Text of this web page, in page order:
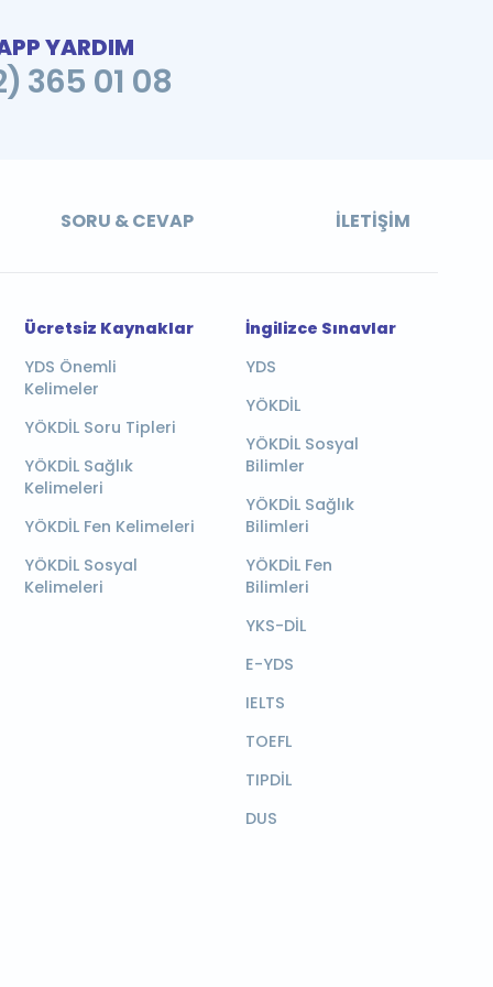
YARDIM
365 01 08
SORU & CEVAP İLETIŞIM
Ücretsiz Kaynaklar
YDS Önemli
Kelimeler
YÖKDİL Soru Tipleri
YÖKDİL Sağlık
Kelimeleri
YÖKDİL Fen Kelimeleri
YÖKDİL Sosyal
Kelimeleri
İngilizce Sınavlar
YDS
YÖKDİL
YÖKDİL Sosyal
Bilimler
YÖKDİL Sağlık
Bilimleri
YÖKDİL Fen
Bilimleri
YKS-DİL
E-YDS
IELTS
TOEFL
TIPDİL
DUS